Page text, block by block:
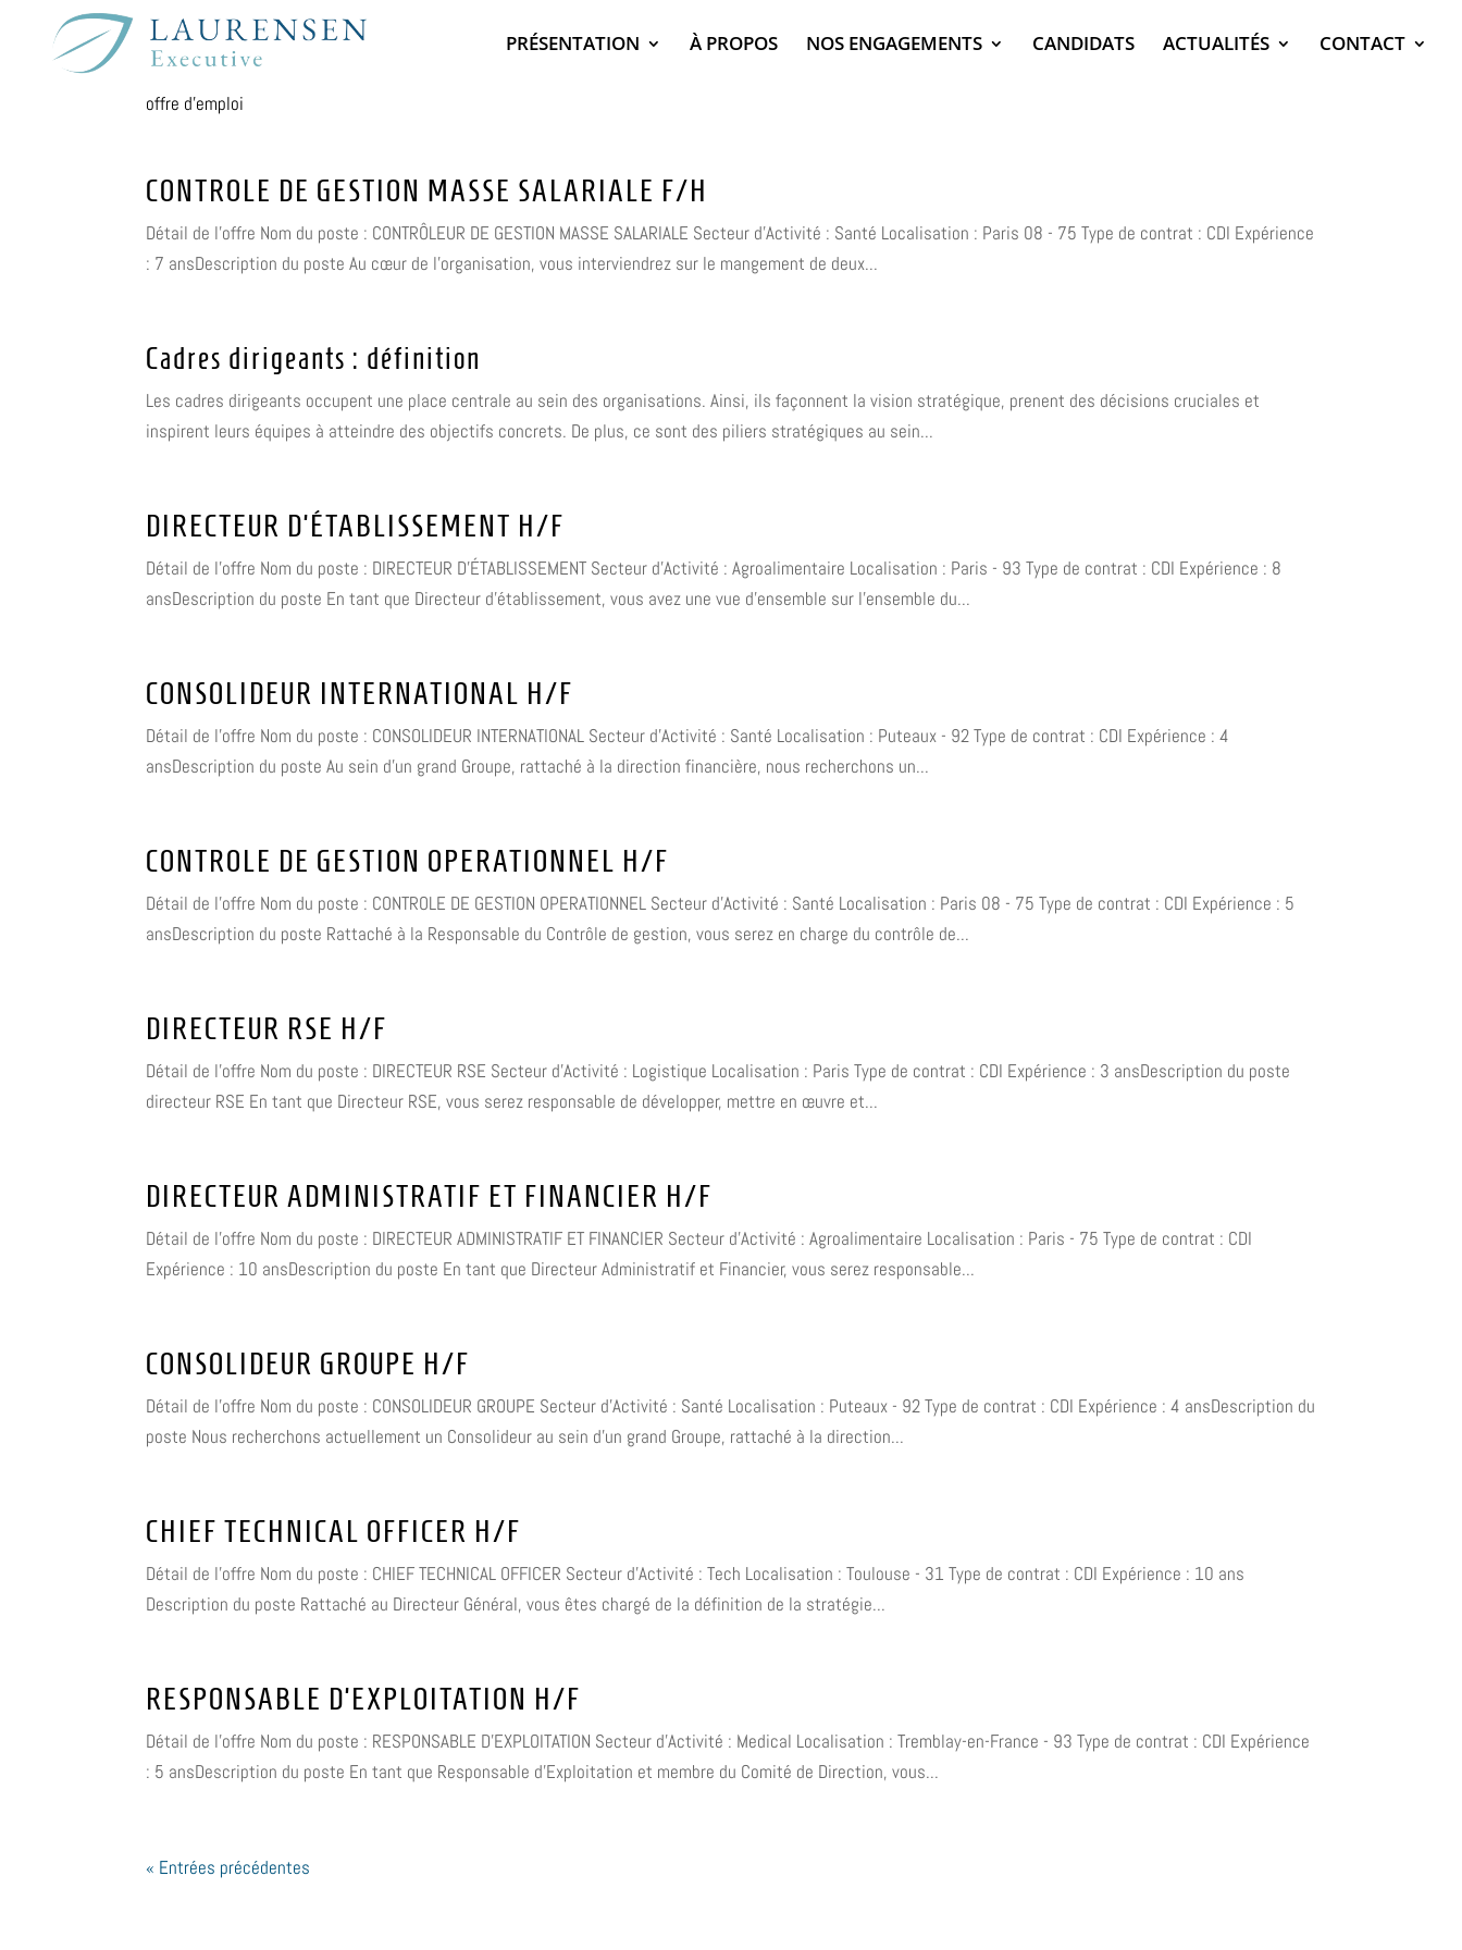
PRÉSENTATION À PROPOS NOS ENGAGEMENTS CANDIDATS ACTUALITÉS CONTACT
offre d’emploi
CONTROLE DE GESTION MASSE SALARIALE F/H
Détail de l'offre Nom du poste : CONTRÔLEUR DE GESTION MASSE SALARIALE Secteur d'Activité : Santé Localisation : Paris 08 - 75 Type de contrat : CDI Expérience
: 7 ansDescription du poste Au cœur de l’organisation, vous interviendrez sur le mangement de deux...
Cadres dirigeants : définition
Les cadres dirigeants occupent une place centrale au sein des organisations. Ainsi, ils façonnent la vision stratégique, prenent des décisions cruciales et
inspirent leurs équipes à atteindre des objectifs concrets. De plus, ce sont des piliers stratégiques au sein...
DIRECTEUR D’ÉTABLISSEMENT H/F
Détail de l'offre Nom du poste : DIRECTEUR D'ÉTABLISSEMENT Secteur d'Activité : Agroalimentaire Localisation : Paris - 93 Type de contrat : CDI Expérience : 8
ansDescription du poste En tant que Directeur d'établissement, vous avez une vue d'ensemble sur l'ensemble du...
CONSOLIDEUR INTERNATIONAL H/F
Détail de l'offre Nom du poste : CONSOLIDEUR INTERNATIONAL Secteur d'Activité : Santé Localisation : Puteaux - 92 Type de contrat : CDI Expérience : 4
ansDescription du poste Au sein d'un grand Groupe, rattaché à la direction financière, nous recherchons un...
CONTROLE DE GESTION OPERATIONNEL H/F
Détail de l'offre Nom du poste : CONTROLE DE GESTION OPERATIONNEL Secteur d'Activité : Santé Localisation : Paris 08 - 75 Type de contrat : CDI Expérience : 5
ansDescription du poste Rattaché à la Responsable du Contrôle de gestion, vous serez en charge du contrôle de...
DIRECTEUR RSE H/F
Détail de l'offre Nom du poste : DIRECTEUR RSE Secteur d'Activité : Logistique Localisation : Paris Type de contrat : CDI Expérience : 3 ansDescription du poste
directeur RSE En tant que Directeur RSE, vous serez responsable de développer, mettre en œuvre et...
DIRECTEUR ADMINISTRATIF ET FINANCIER H/F
Détail de l'offre Nom du poste : DIRECTEUR ADMINISTRATIF ET FINANCIER Secteur d'Activité : Agroalimentaire Localisation : Paris - 75 Type de contrat : CDI
Expérience : 10 ansDescription du poste En tant que Directeur Administratif et Financier, vous serez responsable...
CONSOLIDEUR GROUPE H/F
Détail de l'offre Nom du poste : CONSOLIDEUR GROUPE Secteur d'Activité : Santé Localisation : Puteaux - 92 Type de contrat : CDI Expérience : 4 ansDescription du
poste Nous recherchons actuellement un Consolideur au sein d'un grand Groupe, rattaché à la direction...
CHIEF TECHNICAL OFFICER H/F
Détail de l'offre Nom du poste : CHIEF TECHNICAL OFFICER Secteur d'Activité : Tech Localisation : Toulouse - 31 Type de contrat : CDI Expérience : 10 ans
Description du poste Rattaché au Directeur Général, vous êtes chargé de la définition de la stratégie...
RESPONSABLE D’EXPLOITATION H/F
Détail de l'offre Nom du poste : RESPONSABLE D'EXPLOITATION Secteur d'Activité : Medical Localisation : Tremblay-en-France - 93 Type de contrat : CDI Expérience
: 5 ansDescription du poste En tant que Responsable d'Exploitation et membre du Comité de Direction, vous...
« Entrées précédentes